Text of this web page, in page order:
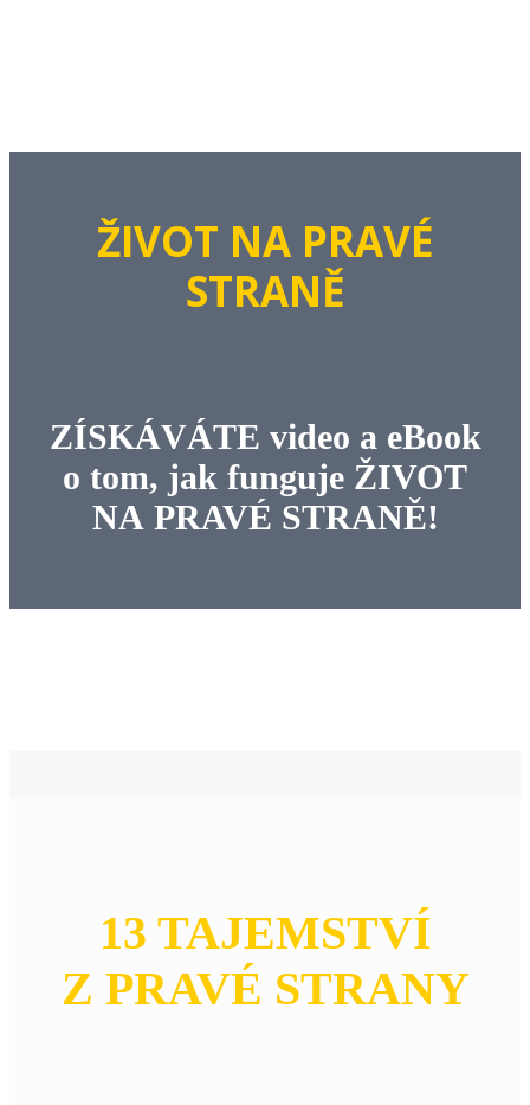
ŽIVOT NA PRAVÉ
STRANĚ
ZÍSKÁVÁTE video a eBook
o tom, jak funguje ŽIVOT
NA PRAVÉ STRANĚ!
13 TAJEMSTVÍ
Z PRAVÉ STRANY